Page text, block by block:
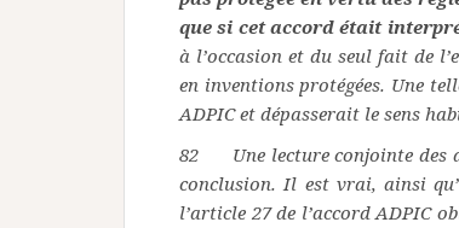
que si cet accord était
à l’occasion et du seul fait de
en inventions protégées. Une
ADPIC et dépasserait le sens
82 Une lecture conjointe des
conclusion. Il est vrai, ainsi
l’article 27 de l’accord ADPIC